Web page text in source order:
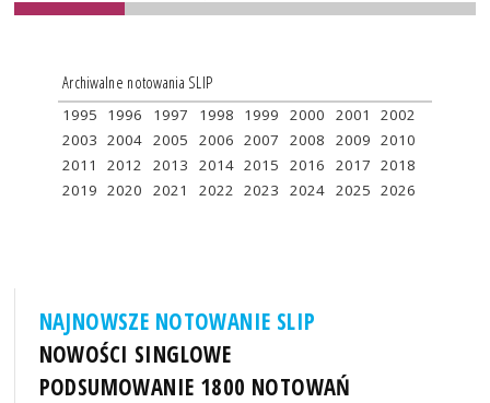
Archiwalne notowania SLIP
1995 1996 1997 1998 1999 2000 2001
2002
2003 2004 2005 2006 2007 2008 2009 2010
2011
2012 2013 2014 2015 2016 2017 2018
2019 2020 2021 2022 2023 2024 2025 2026
NAJNOWSZE NOTOWANIE SLIP
NOWOŚCI SINGLOWE
PODSUMOWANIE 1800 NOTOWAŃ